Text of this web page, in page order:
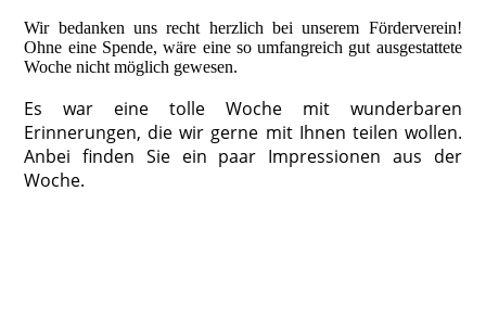
Wir bedanken uns recht herzlich bei unserem Förderverein!
Ohne eine Spende, wäre eine so umfangreich gut ausgestattete
Woche nicht möglich gewesen.
Es war eine tolle Woche mit wunderbaren
Erinnerungen, die wir gerne mit Ihnen teilen wollen.
Anbei finden Sie ein paar Impressionen aus der
Woche.